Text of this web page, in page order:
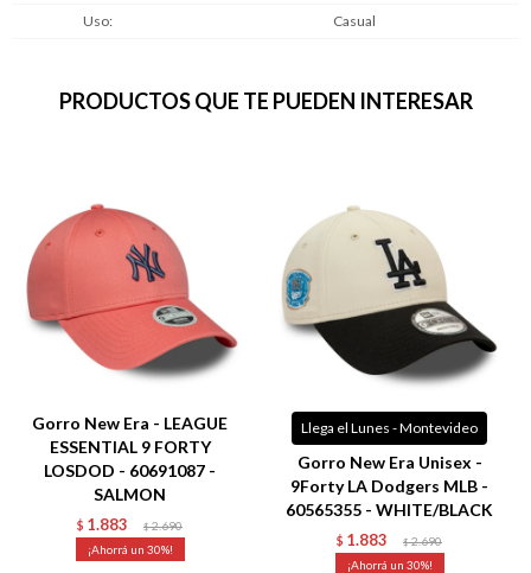
Uso Casual
PRODUCTOS QUE TE PUEDEN INTERESAR
Gorro New Era - LEAGUE
ESSENTIAL 9 FORTY
LOSDOD - 60691087 -
SALMON
$ 1.883 $ 2.690
30
Llega el Lunes - Montevideo
Gorro New Era Unisex -
9Forty LA Dodgers MLB -
60565355 - WHITE/BLACK
$ 1.883 $ 2.690
30